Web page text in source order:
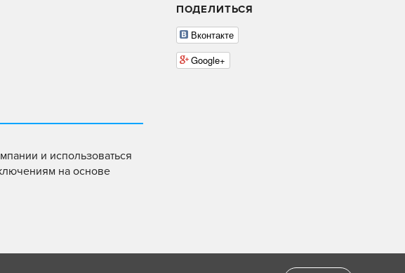
и использоваться
на основе
ПОДЕЛИТЬСЯ
Вконтакте
Google+